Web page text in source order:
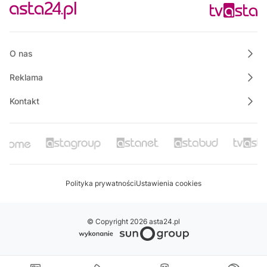
12:45
Rozmowa dnia
13:00
O nas
Reklama
Kontakt
Polityka prywatnościUstawienia cookies
© Copyright 2026 asta24.pl